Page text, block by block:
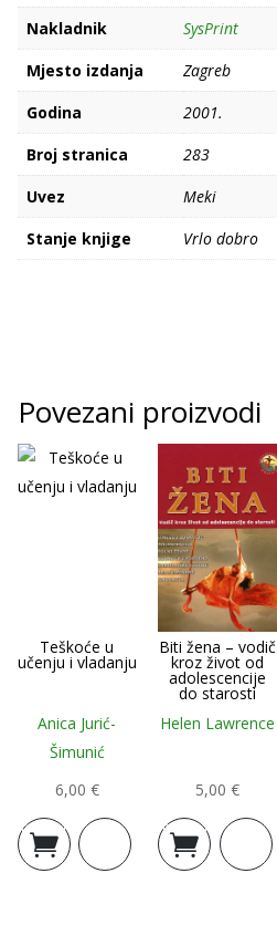
Nakladnik
SysPrint
Mjesto izdanja
Zagreb
Godina
2001.
Broj stranica
283
Uvez
Meki
Stanje knjige
Vrlo dobro
Povezani proizvodi
Teškoće u
učenju i vladanju
Anica Jurić-
Šimunić
6,00 €
Dodaj u
košaricu
Biti žena – vodič
kroz život od
adolescencije
do starosti
Helen Lawrence
5,00€
Dodaj u
košaricu